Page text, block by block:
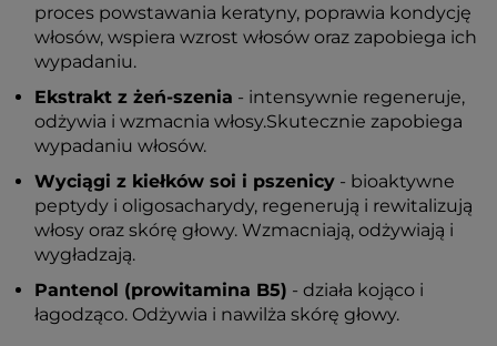
proces powstawania keratyny, poprawia kondycję
włosów, wspiera wzrost włosów oraz zapobiega ich
wypadaniu.
Ekstrakt z żeń-szenia - intensywnie regeneruje,
odżywia i wzmacnia włosy.Skutecznie zapobiega
wypadaniu włosów.
Wyciągi z kiełków soi i pszenicy - bioaktywne
peptydy i oligosacharydy, regenerują i rewitalizują
włosy oraz skórę głowy. Wzmacniają, odżywiają i
wygładzają.
Pantenol (prowitamina B5) - działa kojąco i
łagodząco. Odżywia i nawilża skórę głowy.